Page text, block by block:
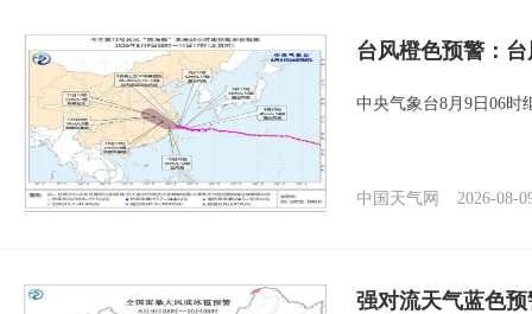
台风橙色预警：
中央气象台8月9日06时
中国天气网 2026-08-
强对流天气蓝色